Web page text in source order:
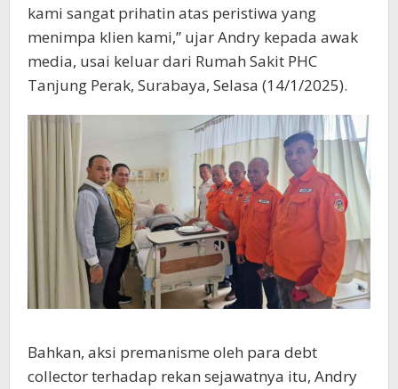
kami sangat prihatin atas peristiwa yang
menimpa klien kami,” ujar Andry kepada awak
media, usai keluar dari Rumah Sakit PHC
Tanjung Perak, Surabaya, Selasa (14/1/2025).
Bahkan, aksi premanisme oleh para debt
collector terhadap rekan sejawatnya itu, Andry